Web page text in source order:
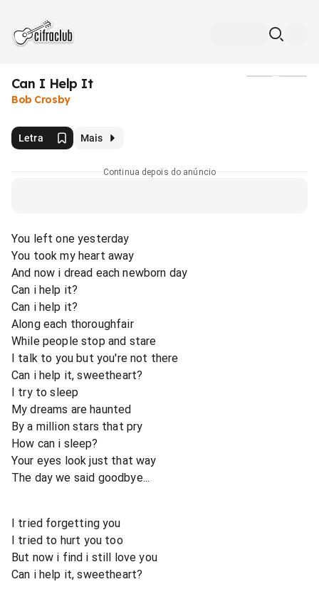
Can I Help It
Bob Crosby
Letra Mais
Continua depois do anúncio
You left one yesterday
You took my heart away
And now i dread each newborn day
Can i help it?
Can i help it?
Along each thoroughfair
While people stop and stare
I talk to you but you're not there
Can i help it, sweetheart?
I try to sleep
My dreams are haunted
By a million stars that pry
How can i sleep?
Your eyes look just that way
The day we said goodbye...
I tried forgetting you
I tried to hurt you too
But now i find i still love you
Can i help it, sweetheart?